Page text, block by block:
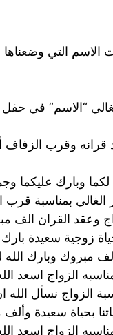
الاسم التي
“الاسم” في حفل
قرانه وقرب
وبارك عليكما
الغالي بمناسبة
وعقد القران الف
زوجية سعيدة
مبروك وبارك
الزواج اسعد
الزواج نسأل
بحياة سعيدة
الزواج اسعد